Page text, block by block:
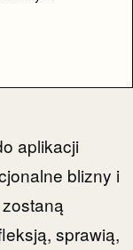
aplikacji
blizny i
sprawią,